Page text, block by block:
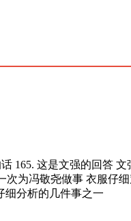
165. 这是文强的回答
为冯敬尧做事 衣服仔
细分析的几件事之一